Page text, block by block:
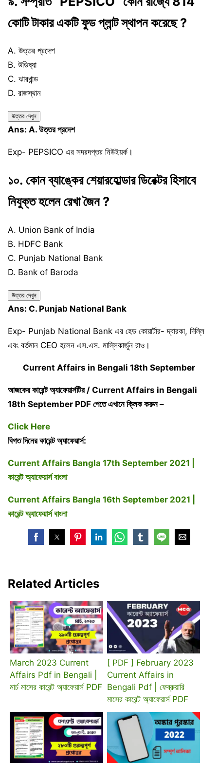
কোটি টাকার একটি ফুড প্লান্ট স্থাপন করেছে ?
A. উত্তর প্রদেশ
B. উড়িষ্যা
C. ঝারখান্ড
D. রাজস্থান
উত্তর দেখুন
Ans: A. উত্তর প্রদেশ
Exp- PEPSICO এর সদরদপ্তর নিউইয়র্ক।
১০. কোন ব্যাঙ্কের শেয়ারহোল্ডার ডিরেক্টর হিসাবে
নিযুক্ত হলেন রেখা জৈন ?
A. Union Bank of India
B. HDFC Bank
C. Punjab National Bank
D. Bank of Baroda
উত্তর দেখুন
Ans: C. Punjab National Bank
Exp- Punjab National Bank এর হেড কোয়ার্টার- দ্বারকা, দিল্লি
এবং বর্তমান CEO হলেন এস.এস. মাল্লিকার্জুন রাও।
Current Affairs in Bengali 18th September
আজকের কারেন্ট অ্যাফেয়ার্সটির / Current Affairs in Bengali
18th September PDF পেতে এখানে ক্লিক করুন –
Click Here
বিগত দিনের কারেন্ট অ্যাফেয়ার্স:
Current Affairs Bangla 17th September 2021 |
কারেন্ট অ্যাফেয়ার্স বাংলা
Current Affairs Bangla 16th September 2021 |
কারেন্ট অ্যাফেয়ার্স বাংলা
Related Articles
March 2023 Current
Affairs Pdf in Bengali |
মার্চ মাসের কারেন্ট অ্যাফেয়ার্স PDF
[ PDF ] February 2023
Current Affairs in
Bengali Pdf | ফেব্রুয়ারি
মাসের কারেন্ট অ্যাফেয়ার্স PDF